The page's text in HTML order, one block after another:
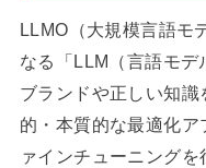
LLMO（大規模言語モ
なる「LLM（言語モ
ブランドや正しい知
的・本質的な最適化
ァインチューニング